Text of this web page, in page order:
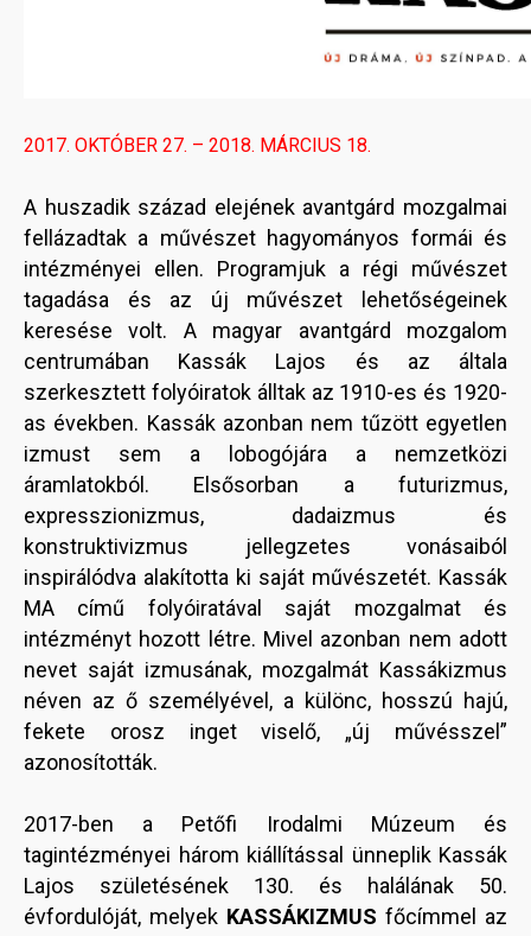
2017. OKTÓBER 27. – 2018. MÁRCIUS 18.
A huszadik század elejének avantgárd mozgalmai
fellázadtak a művészet hagyományos formái és
intézményei ellen. Programjuk a régi művészet
tagadása és az új művészet lehetőségeinek
keresése volt. A magyar avantgárd mozgalom
centrumában Kassák Lajos és az általa
szerkesztett folyóiratok álltak az 1910-es és 1920-
as években. Kassák azonban nem tűzött egyetlen
izmust sem a lobogójára a nemzetközi
áramlatokból. Elsősorban a futurizmus,
expresszionizmus, dadaizmus és
konstruktivizmus jellegzetes vonásaiból
inspirálódva alakította ki saját művészetét. Kassák
MA című folyóiratával saját mozgalmat és
intézményt hozott létre. Mivel azonban nem adott
nevet saját izmusának, mozgalmát Kassákizmus
néven az ő személyével, a különc, hosszú hajú,
fekete orosz inget viselő, „új művésszel”
azonosították.
2017-ben a Petőfi Irodalmi Múzeum és
tagintézményei három kiállítással ünneplik Kassák
Lajos születésének 130. és halálának 50.
évfordulóját, melyek KASSÁKIZMUS főcímmel az